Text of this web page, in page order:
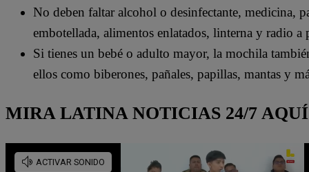
No deben faltar alcohol o desinfectante, medicina,
embotellada, alimentos enlatados, linterna y radio a
Si tienes un bebé o adulto mayor, la mochila
ellos como biberones, pañales, papillas, mantas y
MIRA LATINA NOTICIAS 24/7 AQUÍ